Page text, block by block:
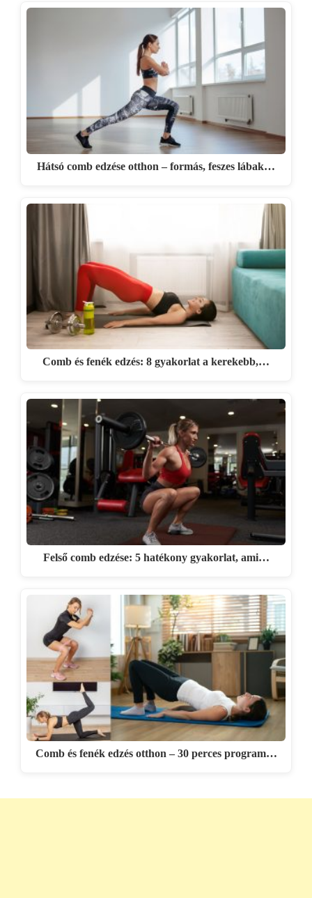
Hátsó comb edzése otthon – formás, feszes lábak…
Comb és fenék edzés: 8 gyakorlat a kerekebb,…
Felső comb edzése: 5 hatékony gyakorlat, ami…
Comb és fenék edzés otthon – 30 perces program…